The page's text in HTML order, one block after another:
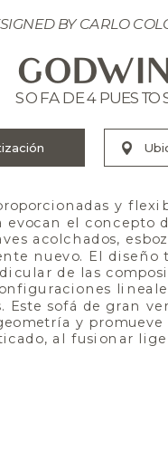
BY CARLO
GODWIN
SOFA DE 4
y
evocan el concepto
acolchados,
nuevo. El diseño
de las
Este sofá de gran
y
al fusionar